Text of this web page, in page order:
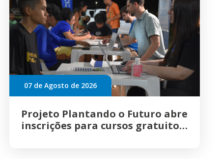
07 de Agosto de 2026
Projeto Plantando o Futuro abre
inscrições para cursos gratuitos